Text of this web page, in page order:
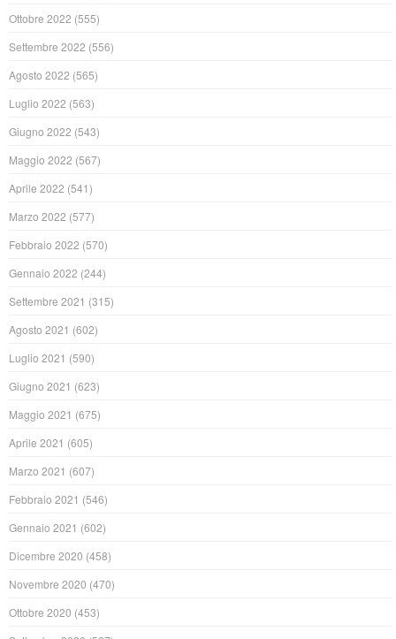
Ottobre 2022 (555)
Settembre 2022 (556)
Agosto 2022 (565)
Luglio 2022 (563)
Giugno 2022 (543)
Maggio 2022 (567)
Aprile 2022 (541)
Marzo 2022 (577)
Febbraio 2022 (570)
Gennaio 2022 (244)
Settembre 2021 (315)
Agosto 2021 (602)
Luglio 2021 (590)
Giugno 2021 (623)
Maggio 2021 (675)
Aprile 2021 (605)
Marzo 2021 (607)
Febbraio 2021 (546)
Gennaio 2021 (602)
Dicembre 2020 (458)
Novembre 2020 (470)
Ottobre 2020 (453)